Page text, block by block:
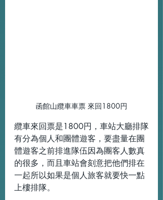
函館山纜車車票 來回1800円
纜車來回票是1800円，車站大廳排隊
有分為個人和團體遊客，要盡量在團
體遊客之前排進隊伍因為團客人數真
的很多，而且車站會刻意把他們排在
一起所以如果是個人旅客就要快一點
上樓排隊。